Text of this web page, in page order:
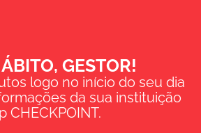
GESTOR!
logo no início do seu dia
da sua instituição
CHECKPOINT.